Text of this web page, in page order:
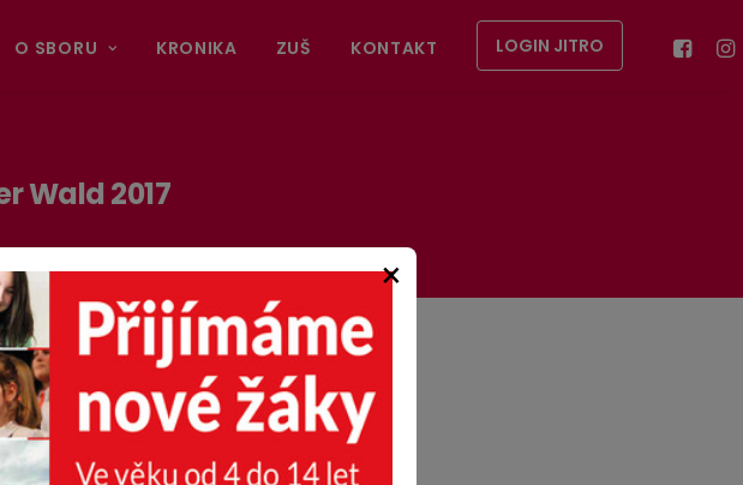
O SBORU KRONIKA ZUŠ KONTAKT LOGIN JITRO
Wald 2017
– Bayerischer Wald. Strávili jsme
publiku na obou stranách
×